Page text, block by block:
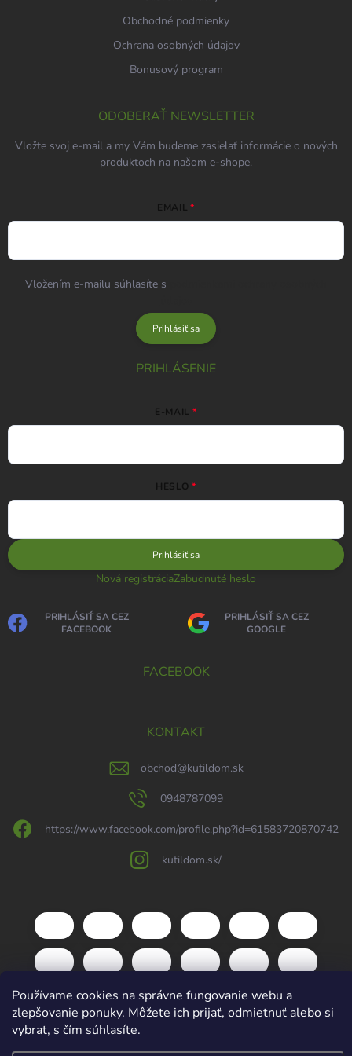
Používame cookies na správne fungovanie webu a
zlepšovanie ponuky. Môžete ich prijať, odmietnuť alebo si
vybrať, s čím súhlasíte.
Obchodné podmienky
Ochrana osobných údajov
Bonusový program
ODOBERAŤ NEWSLETTER
Vložte svoj e-mail a my Vám budeme zasielať informácie o nových
produktoch na našom e-shope.
EMAIL
Vložením e-mailu súhlasíte s
Prihlásiť sa
PRIHLÁSENIE
E-MAIL
HESLO
Prihlásiť sa
Nová registráciaZabudnuté heslo
PRIHLÁSIŤ SA CEZ
FACEBOOK
PRIHLÁSIŤ SA CEZ
GOOGLE
FACEBOOK
KONTAKT
obchod@kutildom.sk
0948787099
https://www.facebook.com/profile.php?id=61583720870742
kutildom.sk/